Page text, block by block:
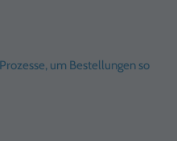
um Bestellungen so